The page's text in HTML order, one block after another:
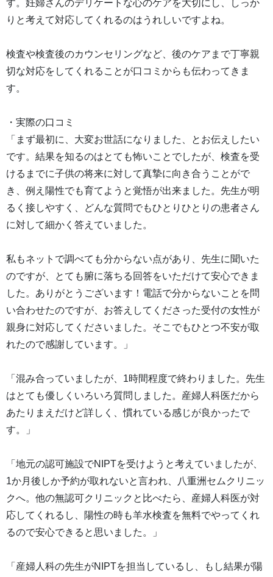
す。妊婦さんのデリケートな心のケアを大切にし、しっか
りと考えて対応してくれるのはうれしいですよね。
検査や検査後のカウンセリングなど、後のケアまで丁寧親
切な対応をしてくれることが口コミからも伝わってきま
す。
・実際の口コミ
「まず最初に、大変お世話になりました、とお伝えしたい
です。結果を知るのはとても怖いことでしたが、検査を受
けるまでに子供の将来に対して真摯に向き合うことがで
き、例え陽性でも育てようと覚悟が出来ました。先生が明
るく接しやすく、どんな質問でもひとりひとりの患者さん
に対して細かく答えていました。
私もネットで調べても分からない点があり、先生に聞いた
のですが、とても腑に落ちる回答をいただけて安心できま
した。ありがとうございます！電話で分からないことを問
い合わせたのですが、お答えしてくださった受付の女性が
親身に対応してくださいました。そこでもひとつ不安が取
れたので感謝しています。」
「混み合っていましたが、1時間程度で終わりました。先生
はとても優しくいろいろ質問しました。産婦人科医だから
あたりまえだけど詳しく、慣れている感じが良かったで
す。」
「地元の認可施設でNIPTを受けようと考えていましたが、
1か月後しか予約が取れないと言われ、八重洲セムクリニッ
クへ。他の無認可クリニックと比べたら、産婦人科医が対
応してくれるし、陽性の時も羊水検査を無料でやってくれ
るので安心できると思いました。」
「産婦人科の先生がNIPTを担当しているし、もし結果が陽